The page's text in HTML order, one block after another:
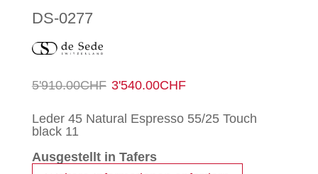
DS-0277
5'910.00CHF Ursprünglicher
Preis
5'910.00CHF
3'540.00CHFAktueller
Preis
3'540.00CHF.
Leder 45 Natural Espresso 55/25 Touch
black 11
Ausgestellt in Tafers